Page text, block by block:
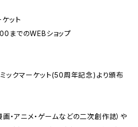
ット
までのWEBショップ
クマーケット(50周年記念)より頒布
・アニメ・ゲームなどの二次創作誌）や